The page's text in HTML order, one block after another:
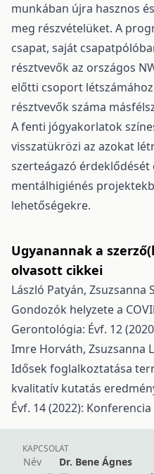
munkában újra hasznos
meg részvételüket. A
csapat, saját
résztvevők az országos
előtti csoport
résztvevők száma
A fenti jógyakorlatok
visszatükrözi az azokat
szerteágazó
mentálhigiénés
lehetőségekre.
Ugyanannak a
olvasott cikkei
László Patyán, Zsuzsanna
Gondozók helyzete a
Gerontológia: Évf. 12
Imre Horváth, Zsuzsanna
Idősek foglalkoztatása
kvalitatív kutatás
Évf. 14 (2022):
KAPCSOLAT
Név
Dr. Bene Ágnes